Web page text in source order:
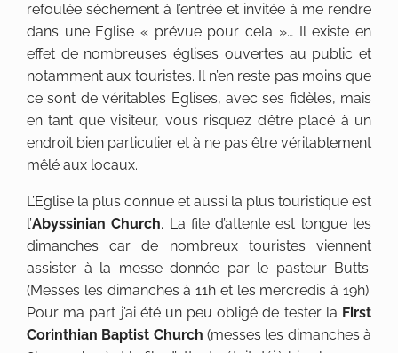
refoulée sèchement à l’entrée et invitée à me rendre
dans une Eglise « prévue pour cela »… Il existe en
effet de nombreuses églises ouvertes au public et
notamment aux touristes. Il n’en reste pas moins que
ce sont de véritables Eglises, avec ses fidèles, mais
en tant que visiteur, vous risquez d’être placé à un
endroit bien particulier et à ne pas être véritablement
mêlé aux locaux.
L’Eglise la plus connue et aussi la plus touristique est
l’Abyssinian Church. La file d’attente est longue les
dimanches car de nombreux touristes viennent
assister à la messe donnée par le pasteur Butts.
(Messes les dimanches à 11h et les mercredis à 19h).
Pour ma part j’ai été un peu obligé de tester la First
Corinthian Baptist Church (messes les dimanches à